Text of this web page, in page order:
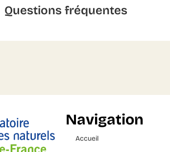
Questions fréquentes
Navigation
Accueil